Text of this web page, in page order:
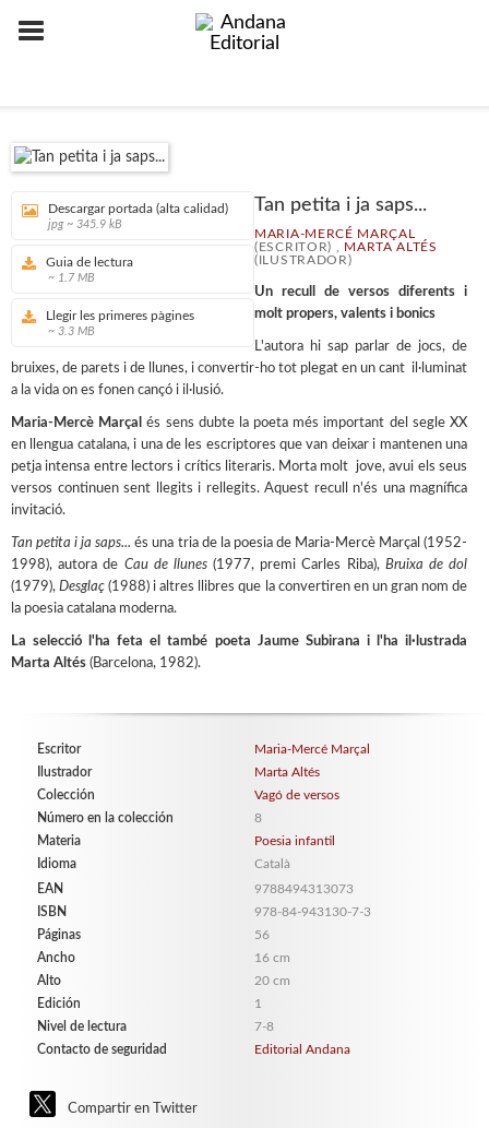
Descargar portada (alta calidad)
jpg ~ 345.9 kB
Guia de lectura
~ 1.7 MB
Llegir les primeres pàgines
~ 3.3 MB
Tan petita i ja saps...
MARIA-MERCÉ MARÇAL
(ESCRITOR) , MARTA ALTÉS
(ILUSTRADOR)
Un recull de versos diferents i
molt propers, valents i bonics
L'autora hi sap parlar de jocs, de
bruixes, de parets i de llunes, i convertir-ho tot plegat en un cant il·luminat
a la vida on es fonen cançó i il·lusió.
Maria-Mercè Marçal
és sens dubte la poeta més important del segle XX
en llengua catalana, i una de les escriptores que van deixar i mantenen una
petja intensa entre lectors i crítics literaris. Morta molt jove, avui els seus
versos continuen sent llegits i rellegits. Aquest recull n'és una magnífica
invitació.
Tan petita i ja saps... és una tria de la poesia de Maria-Mercè Marçal (1952-
1998), autora de Cau de llunes(1977, premi Carles Riba), Bruixa de dol
(1979),Desglaç (1988) i altres llibres que la convertiren en un gran nom de
la poesia catalana moderna.
La selecció l'ha feta el també poeta Jaume Subirana i l'ha il·lustrada
Marta Altés (Barcelona, 1982).
Escritor
Maria-Mercé Marçal
Ilustrador
Marta Altés
Colección
Vagó de versos
Número en la colección
8
Materia
Poesia infantil
Idioma
Català
EAN
9788494313073
ISBN
978-84-943130-7-3
Páginas
56
Ancho
16 cm
Alto
20 cm
Edición
1
Nivel de lectura
7-8
Contacto de seguridad
Editorial Andana
Compartir en Twitter